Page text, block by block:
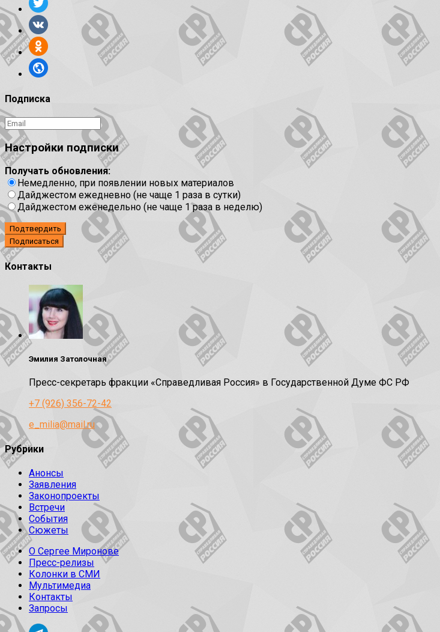
Подписка
Настройки подписки
Получать обновления:
Немедленно, при появлении новых материалов
Дайджестом ежедневно (не чаще 1 раза в сутки)
Дайджестом еженедельно (не чаще 1 раза в неделю)
Подтвердить
Контакты
Эмилия Затолочная
Пресс-секретарь фракции «Справедливая Россия» в Государственной Думе ФС РФ
+7 (926) 356-72-42
e_milia@mail.ru
Рубрики
Анонсы
Заявления
Законопроекты
Встречи
События
Сюжеты
О Сергее Миронове
Пресс-релизы
Колонки в СМИ
Мультимедиа
Контакты
Запросы